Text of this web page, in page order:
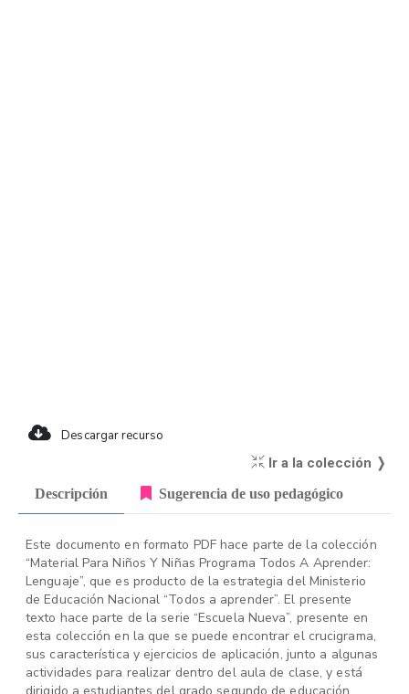
Descargar recurso
Ir a la colección ❭
Descripción Sugerencia de uso pedagógico
Este documento en formato PDF hace parte de la colección
“Material Para Niños Y Niñas Programa Todos A Aprender:
Lenguaje”, que es producto de la estrategia del Ministerio
de Educación Nacional “Todos a aprender”. El presente
texto hace parte de la serie “Escuela Nueva”, presente en
esta colección en la que se puede encontrar el crucigrama,
sus característica y ejercicios de aplicación, junto a algunas
actividades para realizar dentro del aula de clase, y está